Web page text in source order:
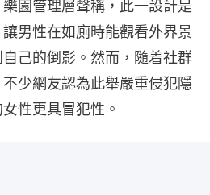
園管理層聲稱，此一設計是
男性在如廁時能觀看外界景
己的倒影。然而，隨着社群
少網友認為此舉嚴重侵犯隱
性更具冒犯性。